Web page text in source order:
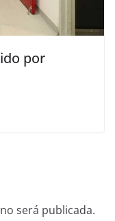
por
será publicada.